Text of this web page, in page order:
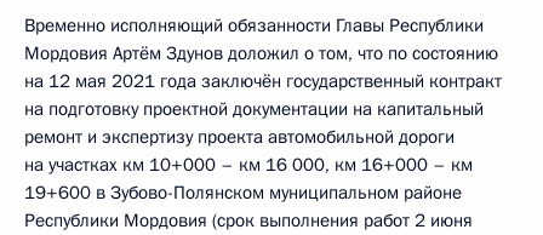
Временно исполняющий обязанности Главы Республики
Мордовия Артём Здунов доложил о том, что по состоянию
на 12 мая 2021 года заключён государственный контракт
на подготовку проектной документации на капитальный
ремонт и экспертизу проекта автомобильной дороги
на участках км 10+000 – км 16 000, км 16+000 – км
19+600 в Зубово-Полянском муниципальном районе
Республики Мордовия (срок выполнения работ 2 июня